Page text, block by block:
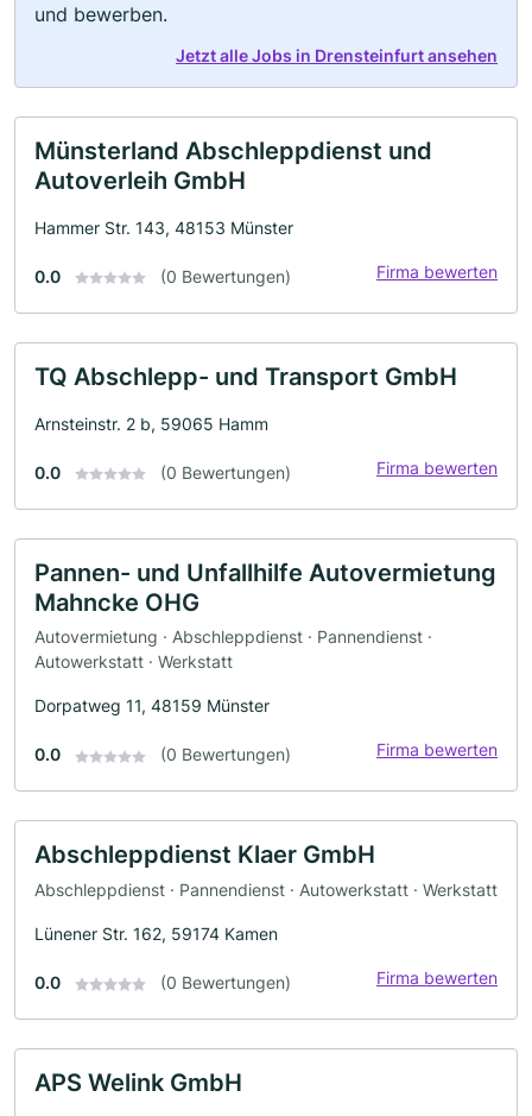
und bewerben.
Jetzt alle Jobs in Drensteinfurt ansehen
Münsterland Abschleppdienst und
Autoverleih GmbH
Hammer Str. 143, 48153 Münster
0.0 (0 Bewertungen) Firma bewerten
TQ Abschlepp- und Transport GmbH
Arnsteinstr. 2 b, 59065 Hamm
0.0 (0 Bewertungen) Firma bewerten
Pannen- und Unfallhilfe Autovermietung
Mahncke OHG
Autovermietung · Abschleppdienst · Pannendienst ·
Autowerkstatt · Werkstatt
Dorpatweg 11, 48159 Münster
0.0 (0 Bewertungen) Firma bewerten
Abschleppdienst Klaer GmbH
Abschleppdienst · Pannendienst · Autowerkstatt · Werkstatt
Lünener Str. 162, 59174 Kamen
0.0 (0 Bewertungen) Firma bewerten
APS Welink GmbH